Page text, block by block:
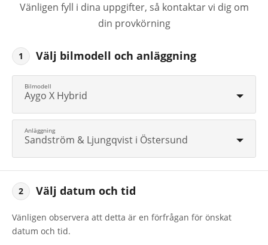
Vänligen fyll i dina uppgifter, så kontaktar vi dig om
din provkörning
1 Välj bilmodell och anläggning
Aygo X Hybrid
Sandström & Ljungqvist i Östersund
2 Välj datum och tid
Vänligen observera att detta är en förfrågan för önskat
datum och tid.